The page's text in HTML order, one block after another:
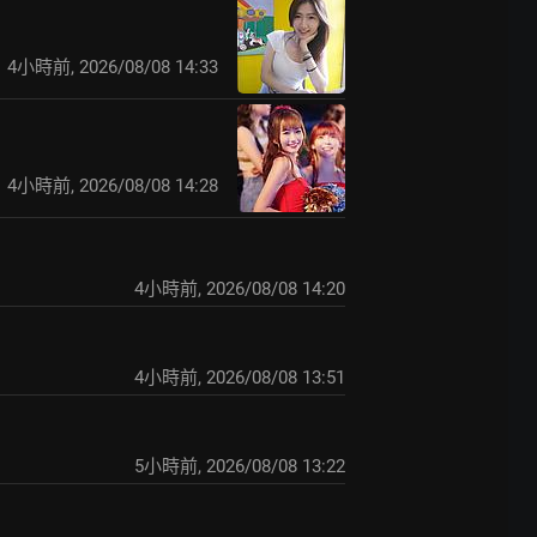
4小時前, 2026/08/08 14:33
4小時前, 2026/08/08 14:28
4小時前, 2026/08/08 14:20
4小時前, 2026/08/08 13:51
5小時前, 2026/08/08 13:22